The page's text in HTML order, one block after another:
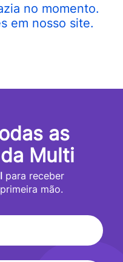
as
Multi
para receber
mão.